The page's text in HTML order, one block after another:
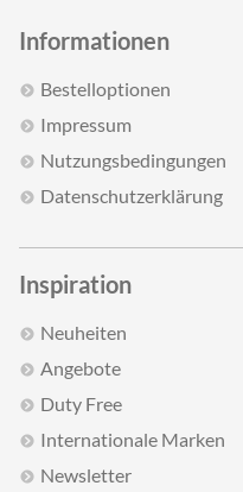
Informationen
Bestelloptionen
Impressum
Nutzungsbedingungen
Datenschutzerklärung
Inspiration
Neuheiten
Angebote
Duty Free
Internationale Marken
Newsletter